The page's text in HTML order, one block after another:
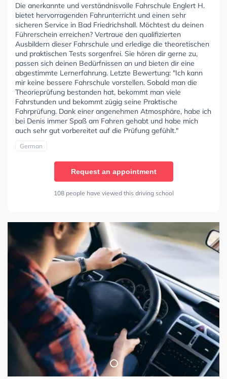
Die anerkannte und verständnisvolle Fahrschule Englert H.
bietet hervorragenden Fahrunterricht und einen sehr
sicheren Service in Bad Friedrichshall. Möchtest du deinen
Führerschein erreichen? Vertraue den qualifizierten
Ausbildern dieser Fahrschule und erledige die theoretischen
und praktischen Tests sorgenfrei. Sie hören dir gerne zu,
passen sich deinen Bedürfnissen an und bieten dir eine
abgestimmte Lernerfahrung. Letzte Bewertung: "Ich kann
mir keine bessere Fahrschule vorstellen. Sobald man die
Theorieprüfung bestanden hat, bekommt man viele
Fahrstunden und bekommt zügig seine Praktische
Fahrprüfung. Dank einer angenehmen Atmosphäre, habe ich
bei Denis immer Spaß am Fahren gehabt und habe mich
auch sehr gut vorbereitet auf die Prüfung gefühlt."
German
Request an appointment
108 people have viewed this driving school